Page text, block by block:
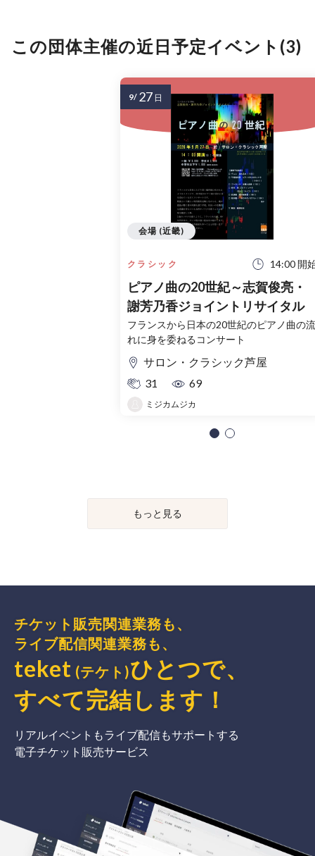
この団体主催の近日予定イベント(3)
クラシック 14:00 開
ピアノ曲の20世紀～志賀俊亮・
謝芳乃香ジョイントリサイタル
フランスから日本の20世紀のピアノ曲の流
れに身を委ねるコンサート
サロン・クラシック芦屋
31
69
ミジカムジカ
会場 (近畿)
9/ 27 日
もっと見る
チケット販売関連業務も、
ライブ配信関連業務も、
teket (テケト)ひとつで、
すべて完結 します ！
リアルイベントもライブ配信もサポートする
電子チケット販売サービス